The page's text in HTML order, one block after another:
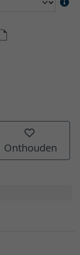
Onthouden